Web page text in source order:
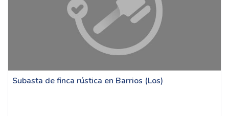
Subasta de finca rústica en Barrios (Los)